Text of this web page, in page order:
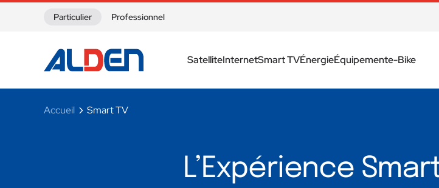
Skip to content
Particulier Professionnel
SatelliteInternetSmart TVÉnergieÉquipemente-Bike
Accueil Smart TV
L’Expérience